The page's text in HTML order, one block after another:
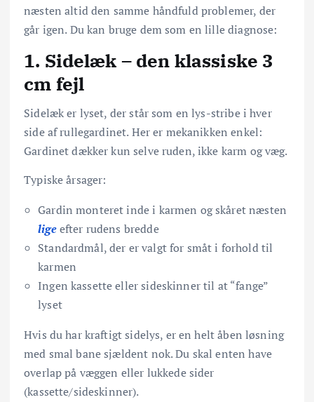
næsten altid den samme håndfuld problemer, der
går igen. Du kan bruge dem som en lille diagnose:
1. Sidelæk – den klassiske 3
cm fejl
Sidelæk er lyset, der står som en lys-stribe i hver
side af rullegardinet. Her er mekanikken enkel:
Gardinet dækker kun selve ruden, ikke karm og væg.
Typiske årsager:
Gardin monteret inde i karmen og skåret næsten
ligeefter rudens bredde
Standardmål, der er valgt for småt i forhold til
karmen
Ingen kassette eller sideskinner til at “fange”
lyset
Hvis du har kraftigt sidelys, er en helt åben løsning
med smal bane sjældent nok. Du skal enten have
overlap på væggen eller lukkede sider
(kassette/sideskinner).